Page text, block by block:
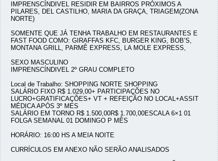
IMPRENSCÍNDIVEL RESIDIR EM BAIRROS PRÓXIMOS A
PILARES, DEL CASTILHO, MARIA DA GRAÇA, TRIAGEM(ZONA
NORTE)
SOMENTE QUE JÁ TENHA TRABALHO EM RESTAURANTES E
FAST FOOD COMO: GIRAFFAS KFC, BURGER KING, BOB’S,
MONTANA GRILL, PARMÊ EXPRESS, LA MOLE EXPRESS,
SEXO MASCULINO
IMPRENSCÍNDIVEL 2º GRAU COMPLETO
Local de Trabalho: SHOPPING NORTE SHOPPING
SALÁRIO FIXO R$ 1.029,00+ PARTICIPAÇÕES NO
LUCRO+GRATIFICAÇÕES+ VT + REFEIÇÃO NO LOCAL+ASSIT
MÉDICA APÓS 3º MES
SALÁRIO EM TORNO R$ 1.500,00R$ 1.700,00ESCALA 6×1 01
FOLGA SEMANAL 01 DOMINGO P MÊS
HORÁRIO: 16:00 HS A MEIA NOITE
CURRÍCULOS EM ANEXO NÃO SERÃO ANALISADOS